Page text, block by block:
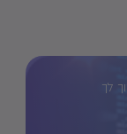
בסוף כל שיעור
עליו אנו
שיפור מתמדת
אצלנו אנחנו
לך